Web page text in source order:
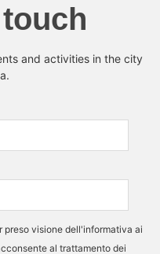
and activities in the city
preso visione dell'informativa ai
al trattamento dei